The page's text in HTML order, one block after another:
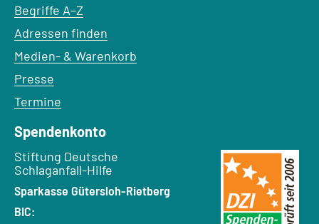
Begriffe A–Z
Adressen finden
Medien- & Warenkorb
Presse
Termine
Spendenkonto
Empfänger:
Stiftung Deutsche
Schlaganfall-Hilfe
Bank:
Sparkasse Gütersloh-Rietberg
BIC: